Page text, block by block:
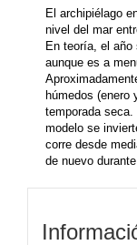
El archipiélago
nivel del mar
En teoría, el
aunque es a
húmedos (enero
temporada
modelo se
corre desde
de nuevo